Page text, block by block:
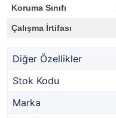
Koruma Sınıfı
Çalışma İrtifası
Diğer Özellikler
Stok Kodu
Marka